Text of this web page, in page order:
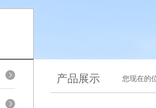
产品展示 您现在的